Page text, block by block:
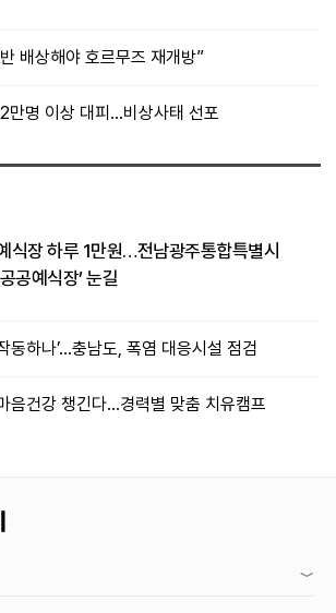
배상해야 호르무즈 재개방”
만명 이상 대피…비상사태 선포
식장 하루 1만원…전남광주통합특별시
공공예식장’ 눈길
동하나’…충남도, 폭염 대응시설 점검
음건강 챙긴다…경력별 맞춤 치유캠프